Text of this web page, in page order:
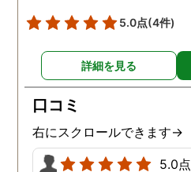
5.0点(4件)
詳細を見る
口コミ
右にスクロールできます→
5.0点